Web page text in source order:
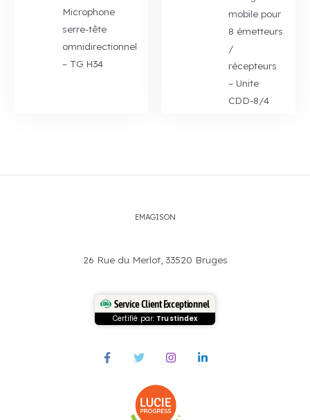
Microphone
serre-tête
omnidirectionnel
– TG H34
mobile pour
8 émetteurs
/
récepteurs
– Unite
CDD-8/4
EMAGISON
26 Rue du Merlot, 33520 Bruges
Service Client Exceptionnel
Certifié par: Trustindex